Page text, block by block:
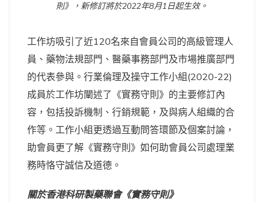
則》，新修訂將於2022年8月1日起生效。
工作坊吸引了近120名來自會員公司的高級管理人
員、藥物法規部門、醫藥事務部門及市場推廣部門
的代表參與。行業倫理及操守工作小組(2020-22)
成員於工作坊闡述了《實務守則》的主要修訂內
容，包括投訴機制、行銷規範，及與病人組織的合
作等。工作小組更透過互動問答環節及個案討論，
助會員更了解《實務守則》如何助會員公司處理業
務時恪守誠信及道德。
關於香港科研製藥聯會《實務守則》